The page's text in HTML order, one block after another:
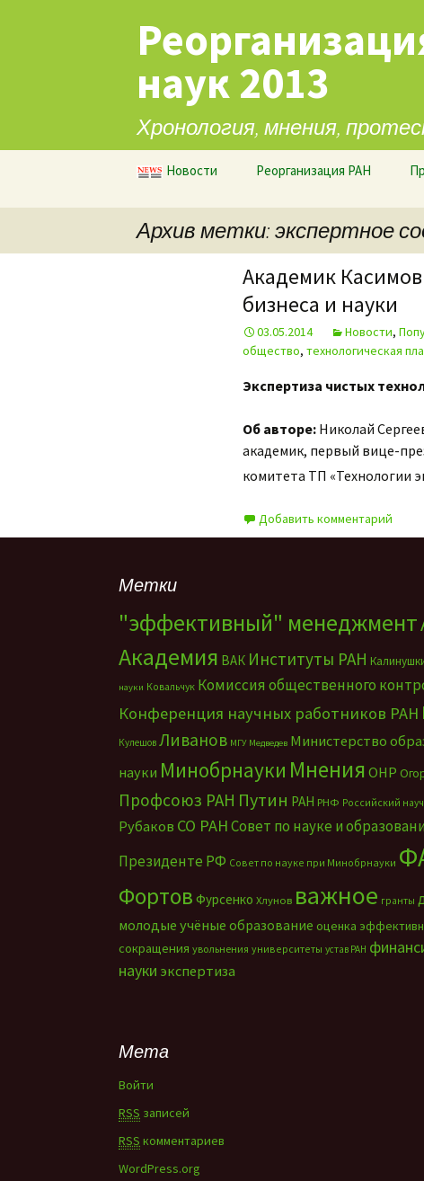
наук 2013
Хронология, мнения,
Перейти к содержимому
Новости Реорганизация РАН
Архив метки: экспертное
Академик
бизнеса и науки
03.05.2014 Новости,
общество, технологическая
Экспертиза чистых
Об авторе: Николай
академик, первый вице-
комитета ТП «Технологии
Добавить комментарий
Метки
"эффективный" менеджмент
Академия ВАК Институты РАН
науки Ковальчук Комиссия общественного
Конференция научных работников РАН
Кулешов Ливанов МГУ Медведев Министерство
науки Минобрнауки Мнения ОНР
Профсоюз РАН Путин РАН РНФ Российский
Рубаков СО РАНСовет по науке и
Президенте РФ Совет по науке при Минобрнауки
Фортов Фурсенко Хлунов важное гранты
молодые учёные образование оценка
сокращения увольнения университеты устав РАН
науки экспертиза
Мета
Войти
RSS записей
RSS комментариев
WordPress.org